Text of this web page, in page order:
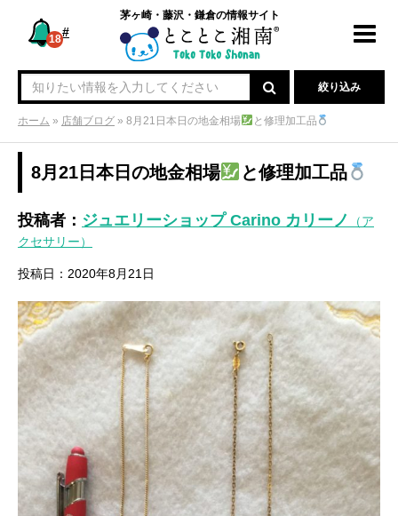
#
18
茅ヶ崎・藤沢・鎌倉の情報サイト
絞り込み
ホーム » 店舗ブログ » 8月21日本日の地金相場 と修理加工品
8月21日本日の地金相場 と修理加工品
投稿者： ジュエリーショップ Carino カリーノ
（ア
クセサリー）
投稿日：2020年8月21日